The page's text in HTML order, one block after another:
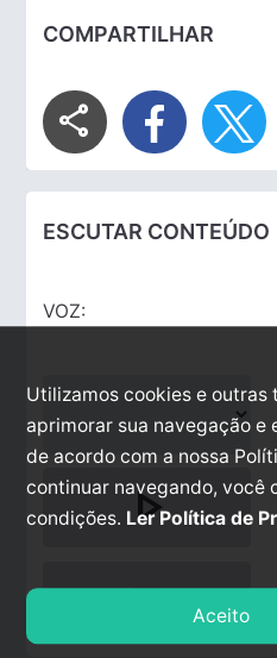
COMPARTILHAR
share
ESCUTAR CONTEÚDO
VOZ:
play_arrow
stop
Utilizamos cookies e outras
aprimorar sua navegação e
de acordo com a nossa
continuar navegando, você
condições. Ler Política de
Aceito